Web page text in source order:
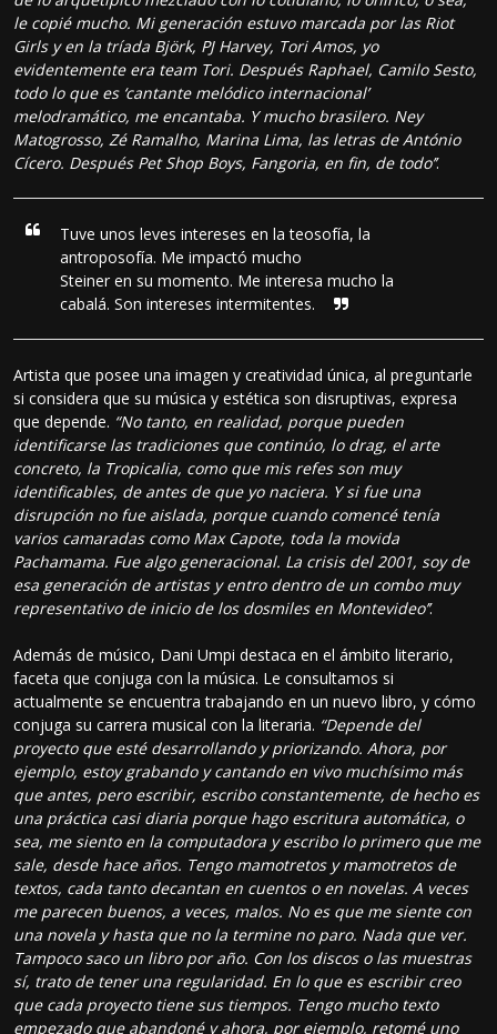
le copié mucho. Mi generación estuvo marcada por las Riot
Girls y en la tríada Björk, PJ Harvey, Tori Amos, yo
evidentemente era team Tori. Después Raphael, Camilo Sesto,
todo lo que es ‘cantante melódico internacional’
melodramático, me encantaba. Y mucho brasilero. Ney
Matogrosso, Zé Ramalho, Marina Lima, las letras de António
Cícero. Después Pet Shop Boys, Fangoria, en fin, de todo’’.
Tuve unos leves intereses en la teosofía, la
antroposofía. Me impactó mucho
Steiner en su momento. Me interesa mucho la
cabalá. Son intereses intermitentes.
Artista que posee una imagen y creatividad única, al preguntarle
si considera que su música y estética son disruptivas, expresa
que depende. “No tanto, en realidad, porque pueden
identificarse las tradiciones que continúo, lo drag, el arte
concreto, la Tropicalia, como que mis refes son muy
identificables, de antes de que yo naciera. Y si fue una
disrupción no fue aislada, porque cuando comencé tenía
varios camaradas como Max Capote, toda la movida
Pachamama. Fue algo generacional. La crisis del 2001, soy de
esa generación de artistas y entro dentro de un combo muy
representativo de inicio de los dosmiles en Montevideo’’.
Además de músico, Dani Umpi destaca en el ámbito literario,
faceta que conjuga con la música. Le consultamos si
actualmente se encuentra trabajando en un nuevo libro, y cómo
conjuga su carrera musical con la literaria. “Depende del
proyecto que esté desarrollando y priorizando. Ahora, por
ejemplo, estoy grabando y cantando en vivo muchísimo más
que antes, pero escribir, escribo constantemente, de hecho es
una práctica casi diaria porque hago escritura automática, o
sea, me siento en la computadora y escribo lo primero que me
sale, desde hace años. Tengo mamotretos y mamotretos de
textos, cada tanto decantan en cuentos o en novelas. A veces
me parecen buenos, a veces, malos. No es que me siente con
una novela y hasta que no la termine no paro. Nada que ver.
Tampoco saco un libro por año. Con los discos o las muestras
sí, trato de tener una regularidad. En lo que es escribir creo
que cada proyecto tiene sus tiempos. Tengo mucho texto
empezado que abandoné y ahora, por ejemplo, retomé uno